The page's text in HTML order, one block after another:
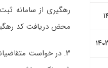
رهگیری از سامانه
محض دریافت کد
۳. در خواست